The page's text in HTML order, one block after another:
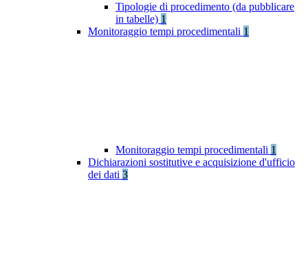
Tipologie di procedimento (da pubblicare
in tabelle) 1
Monitoraggio tempi procedimentali 1
Monitoraggio tempi procedimentali 1
Dichiarazioni sostitutive e acquisizione d'ufficio
dei dati 3